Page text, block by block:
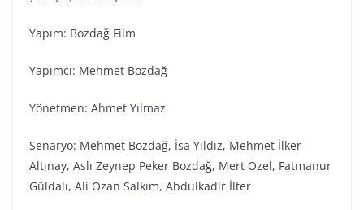
Yapım: Bozdağ Film
Yapımcı: Mehmet Bozdağ
Yönetmen: Ahmet Yılmaz
Senaryo: Mehmet Bozdağ, İsa Yıldız, Mehmet İlker
Altınay, Aslı Zeynep Peker Bozdağ, Mert Özel, Fatmanur
Güldalı, Ali Ozan Salkım, Abdulkadir İlter